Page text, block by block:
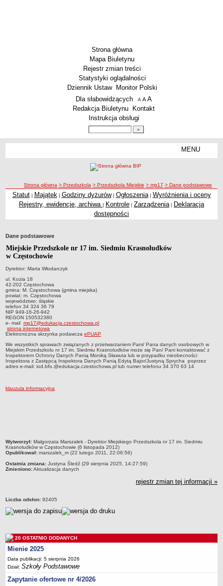
Strona główna
Mapa Biuletynu
Rejestr zmian treści
Statystyki oglądalności
Dziennik Ustaw
Monitor Polski
Menu dodatkowe
Dla słabowidzących A pomniejsz czcionkę
A standardowy rozmiar czcionki
A
Redakcja Biuletynu
Kontakt
Instrukcja obsługi
MENU
Licea
Zespoły Szkół
Techniczne Zakłady Naukowe
Przedszkola Miejskie
ARCHIWUM SZKÓŁ I PLACÓWEK
Zlikwidowane gimnazja
Przekształcone szkoły i placówki
Wielofunkcyjna Placówka
SPECJALNE OŚRODKI SZKOLNO-WYCHOWAWCZE
Specjalny Ośrodek nr 1
Specjalny Ośrodek nr 5
BURSA MIEJSKA
Dane podstawowe
Statut
Majątek
Ogłoszenie
Sprawozdania
Deklaracja dostępności
PORADNIE PSYCHOLOGICZNO-PEDAGOGICZNE
Dane podstawowe
Statut
Godziny dyżurów
Ogłoszenia
Zarządzenia
Rejestry, ewidencje, archiwa
ścieżka nawigacji
Strona główna > Przedszkola > Przedszkola Miejskie > mp17 > Dane podstawowe
Statut| Majątek | Godziny dyżurów| Ogłoszenia| Wyróżnienia i oceny
Rejestry, ewidencje, archiwa | Kontrole | Zarządzenia | Deklaracja
dostępności
Dane podstawowe
Miejskie Przedszkole nr 17 im. Siedmiu Krasnoludków
w Częstochowie
Dyrektor: Marta Włodarczyk
ul. Kozia 18
42-202 Częstochowa
gmina: M. Częstochowa (gmina miejska)
powiat: m. Częstochowa
województwo: śląskie
telefon 34 324 36 79
NIP 949-16-26-942
REGON 150532380
e- mailmp17@edukacja.czestochowa.pl
strona internetowa
Elektroniczna skrzynka podawczaePUAP
We wszystkich sprawach związanych z przetwarzaniem Pani/ Pana danych osobowych w
Miejskim Przedszkolu nr 17 im. Siedmiu Krasnoludków może się Pan/ Pani kontaktować z
Inspektorem Ochrony Danych Panią Moniką Sławuta lub w przypadku nieobecności
Inspektora z Zastępcą Inspektora Danych Panią Edytą Bajor/Justyną Sprycha poprzez
adres e-mail: iod.bfo.@edukacja.czestochowa.pl lub numer telefonu 34 370 63 14
klauzula informacyjna
metryczka
Wytworzył: Małgorzata Marszałek - Dyrektor Miejskiego Przedszkola nr 17 im. Siedmiu
Krasnoludków w Częstochowie (6 listopada 2012)
Opublikował: marszalek_m (22 lutego 2011, 22:06:56)
Ostatnia zmiana: Justyna Śledź (29 sierpnia 2025, 14:27:59)
Zmieniono:Aktualizacja danych
rejestr zmian tej informacji »
Liczba odsłon: 92405
20 OSTATNIO DODANYCH
Mienie 2025
Data publikacji: 5 sierpnia 2026
Dział:Szkoły Podstawowe
Zapytanie ofertowe nr 4/2026